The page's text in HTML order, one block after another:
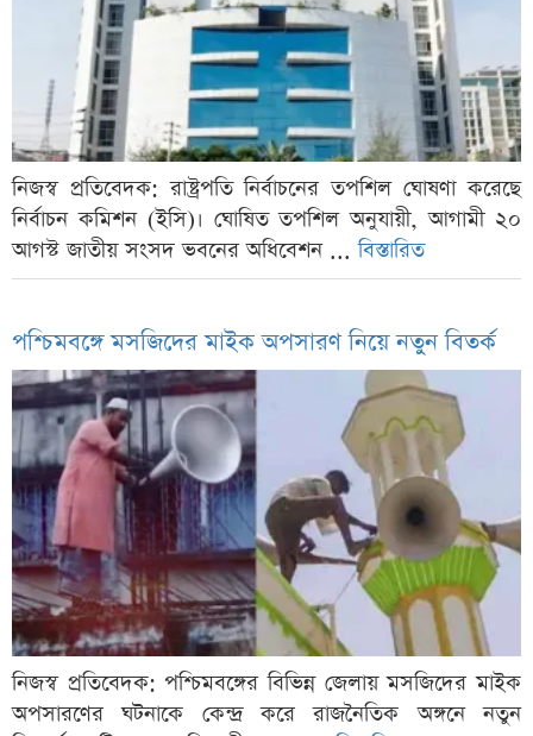
নিজস্ব প্রতিবেদক: রাষ্ট্রপতি নির্বাচনের তপশিল ঘোষণা করেছে
নির্বাচন কমিশন (ইসি)। ঘোষিত তপশিল অনুযায়ী, আগামী ২০
আগস্ট জাতীয় সংসদ ভবনের অধিবেশন ...বিস্তারিত
পশ্চিমবঙ্গে মসজিদের মাইক অপসারণ নিয়ে নতুন বিতর্ক
নিজস্ব প্রতিবেদক: পশ্চিমবঙ্গের বিভিন্ন জেলায় মসজিদের মাইক
অপসারণের ঘটনাকে কেন্দ্র করে রাজনৈতিক অঙ্গনে নতুন